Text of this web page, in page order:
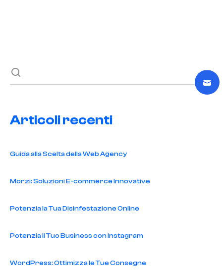
Articoli recenti
Guida alla Scelta della Web Agency
Morzi: Soluzioni E-commerce Innovative
Potenzia la Tua Disinfestazione Online
Potenzia il Tuo Business con Instagram
WordPress: Ottimizza le Tue Consegne